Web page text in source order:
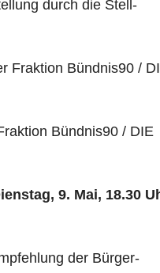
durch die Stell­
Fraktion Bündnis90 /
Bündnis90 / DIE
9. Mai, 18.30
der Bürger­